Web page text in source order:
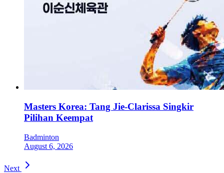
Masters Korea: Tang Jie-Clarissa Singkir
Pilihan Keempat
Badminton
August 6, 2026
Next